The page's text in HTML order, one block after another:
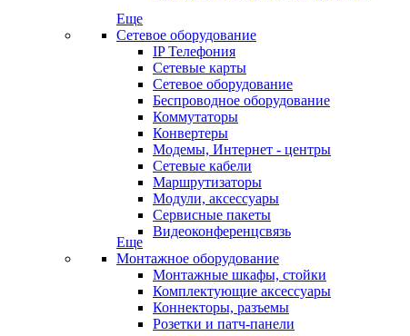
Еще
Сетевое оборудование
IP Телефония
Сетевые карты
Сетевое оборудование
Беспроводное оборудование
Коммутаторы
Конвертеры
Модемы, Интернет - центры
Сетевые кабели
Маршрутизаторы
Модули, аксессуары
Сервисные пакеты
Видеоконференцсвязь
Еще
Монтажное оборудование
Монтажные шкафы, стойки
Комплектующие аксессуары
Коннекторы, разъемы
Розетки и патч-панели